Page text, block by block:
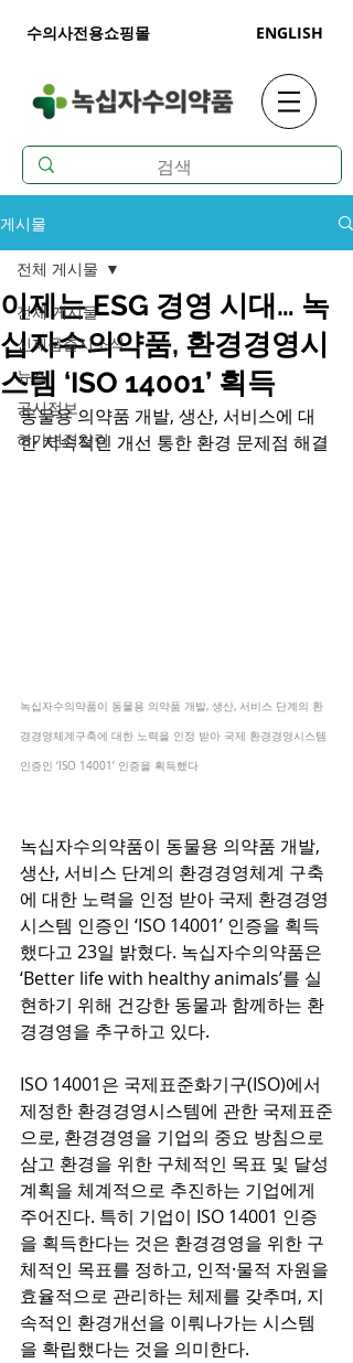
수의사전용쇼핑몰 ENGLISH
게시물
전체 게시물
신제품출시소식
뉴스
공시정보
허가변경알림
전체 게시물
이제는 ESG 경영 시대… 녹
십자수의약품, 환경경영시
스템 ‘ISO 14001’ 획득
동물용 의약품 개발, 생산, 서비스에 대
한 지속적인 개선 통한 환경 문제점 해결
녹십자수의약품이 동물용 의약품 개발, 생산, 서비스 단계의 환
경경영체계구축에 대한 노력을 인정 받아 국제 환경경영시스템
인증인 ‘ISO 14001’ 인증을 획득했다
녹십자수의약품이 동물용 의약품 개발,
생산, 서비스 단계의 환경경영체계 구축
에 대한 노력을 인정 받아 국제 환경경영
시스템 인증인 ‘ISO 14001’ 인증을 획득
했다고 23일 밝혔다. 녹십자수의약품은
‘Better life with healthy animals’를 실
현하기 위해 건강한 동물과 함께하는 환
경경영을 추구하고 있다.
ISO 14001은 국제표준화기구(ISO)에서
제정한 환경경영시스템에 관한 국제표준
으로, 환경경영을 기업의 중요 방침으로
삼고 환경을 위한 구체적인 목표 및 달성
계획을 체계적으로 추진하는 기업에게
주어진다. 특히 기업이 ISO 14001 인증
을 획득한다는 것은 환경경영을 위한 구
체적인 목표를 정하고, 인적·물적 자원을
효율적으로 관리하는 체제를 갖추며, 지
속적인 환경개선을 이뤄나가는 시스템
을 확립했다는 것을 의미한다.